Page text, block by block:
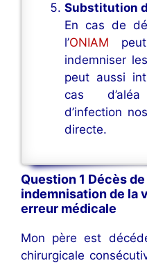
Substitution
En cas de
l’ONIAM
indemniser
peut aussi
cas
d’infection
directe.
Question 1 Décès
indemnisation de la
erreur médicale
Mon père est
chirurgicale